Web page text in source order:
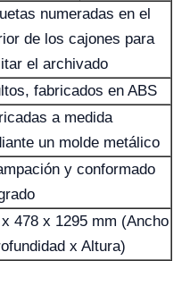
numeradas en el
de los cajones para
el archivado
fabricados en ABS
a medida
un molde metálico
y conformado
478 x 1295 mm (Ancho
x Altura)